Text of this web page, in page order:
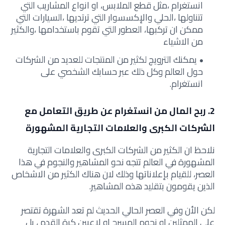
انستغرام ،مثل قطع الملابس، او انواع المشاريب التي
تتناولها ،الحلي والإكسسوار التي ترتديها ،السيارات التي
ممكن ان تركبها، العطور التي تقوم باستخدامها ،والكثير
من الاشياء
يمكنك الترويج لكثير من المنتجات للعديد من الشركات
حول العالم وكل ذلك عبر حسابك الشخصي على
انستغرام.
2. ربح المال من انستغرام عن طريق التعامل مع
الشركات الكبرى والعلامات التجارية المشهورة
نلاحظ ان الكثير من الشركات الكبرى والعلامات التجارية
المشهورة في العالم تتجه نحو المشاهير والنجوم في هذا
العصر، للقيام بإعلاناتها وذلك لان هناك الكثير من الاشخاص
الذين يقومون بتقليد هذه المشاهير.
لكن الأن وفي العصر الحالي الحديث لم تعد الشهرة تقتصر